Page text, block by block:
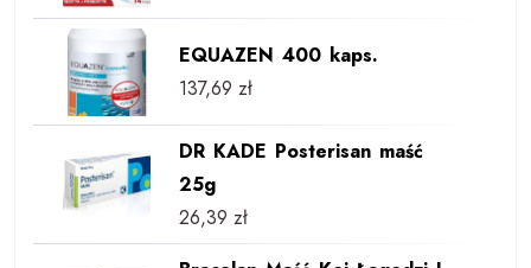
EQUAZEN 400 kaps.
137,69 zł
DR KADE Posterisan maść
25g
26,39 zł